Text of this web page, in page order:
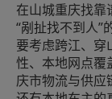
在山城重庆找靠
“剐扯找不到人”
要考虑跨江、穿
性、本地网点覆
庆市物流与供